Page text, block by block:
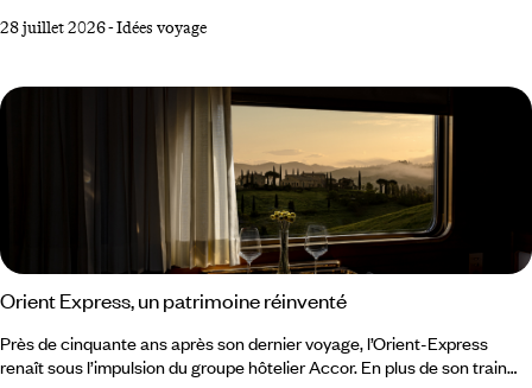
et du TGV, ils semblaient condamnés à disparaître. Dans l’imaginaire
mouvement s’est inversé et il apparaît aujourd’hui comme le moyen de
transport le plus adapté aux enjeux de mobilité actuels et futurs.
28 juillet 2026-Idées voyage
Orient Express, un patrimoine réinventé
Près de cinquante ans après son dernier voyage, l’Orient-Express
renaît sous l’impulsion du groupe hôtelier Accor. En plus de son train